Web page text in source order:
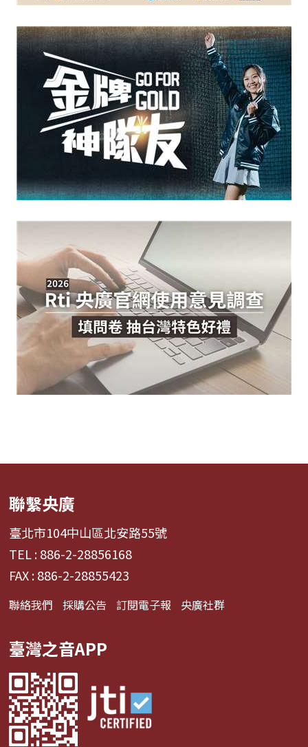
聯繫央廣
臺北市104中山區北安路55號
TEL : 886-2-28856168
FAX : 886-2-28855423
聯絡我們 採購公告 訂閱電子報 央廣社群
臺灣之音APP